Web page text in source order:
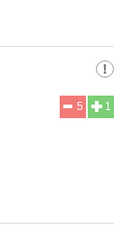
1
5